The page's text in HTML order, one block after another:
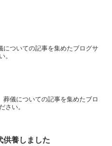
についての記事を集めたブログサ
。
葬儀についての記事を集めたブロ
さい。
供養しました